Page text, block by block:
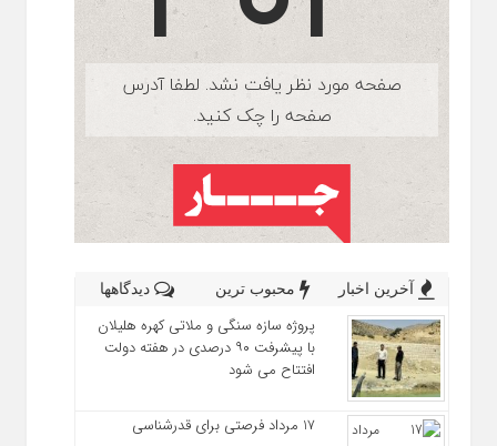
آخرین اخبار محبوب ترین دیدگاهها
پروژه سازه سنگی و ملاتی کهره هلیلان
با پیشرفت ۹۰ درصدی در هفته دولت
افتتاح می شود
17 مرداد فرصتی برای قدرشناسی